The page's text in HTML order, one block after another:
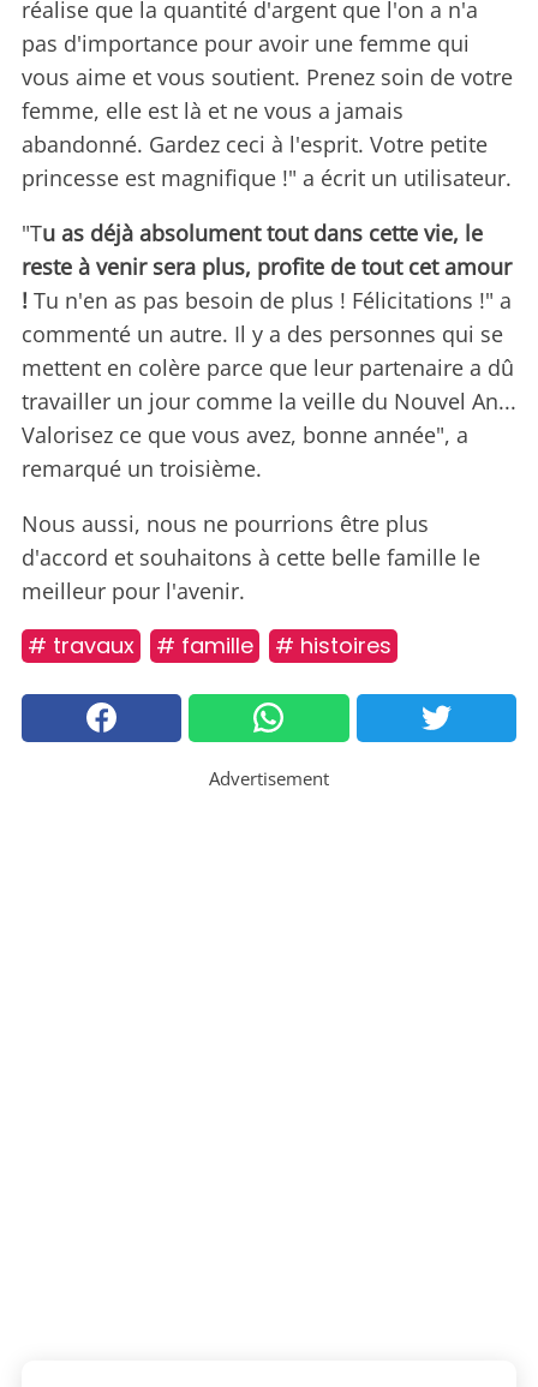
réalise que la quantité d'argent que l'on a n'a
pas d'importance pour avoir une femme qui
vous aime et vous soutient. Prenez soin de votre
femme, elle est là et ne vous a jamais
abandonné. Gardez ceci à l'esprit. Votre petite
princesse est magnifique !" a écrit un utilisateur.
"Tu as déjà absolument tout dans cette vie, le
reste à venir sera plus, profite de tout cet amour
! Tu n'en as pas besoin de plus ! Félicitations !" a
commenté un autre. Il y a des personnes qui se
mettent en colère parce que leur partenaire a dû
travailler un jour comme la veille du Nouvel An...
Valorisez ce que vous avez, bonne année", a
remarqué un troisième.
Nous aussi, nous ne pourrions être plus
d'accord et souhaitons à cette belle famille le
meilleur pour l'avenir.
# travaux # famille # histoires
Advertisement